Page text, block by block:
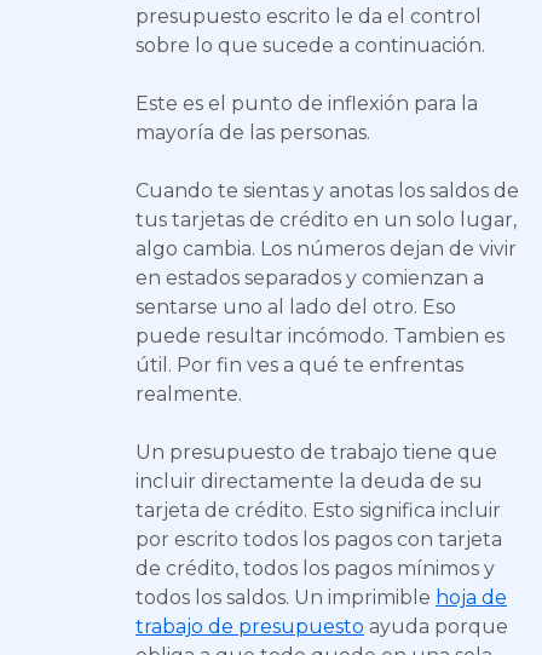
presupuesto escrito le da el control
sobre lo que sucede a continuación.
Este es el punto de inflexión para la
mayoría de las personas.
Cuando te sientas y anotas los saldos de
tus tarjetas de crédito en un solo lugar,
algo cambia. Los números dejan de vivir
en estados separados y comienzan a
sentarse uno al lado del otro. Eso
puede resultar incómodo. Tambien es
útil. Por fin ves a qué te enfrentas
realmente.
Un presupuesto de trabajo tiene que
incluir directamente la deuda de su
tarjeta de crédito. Esto significa incluir
por escrito todos los pagos con tarjeta
de crédito, todos los pagos mínimos y
todos los saldos. Un imprimible hoja de
trabajo de presupuesto ayuda porque